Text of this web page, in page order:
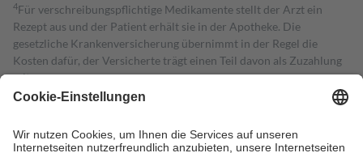
4Für verschreibungspflichtige Medikamente stellt der Arzt ein
Rezept aus und der Patient erhält sie in der Apotheke. Die
gesetzliche Krankenversicherung übernimmt in der Regel die
Kosten dafür, der Versicherte trägt einen Teil davon als Zuzahlung
mit.
Grundsätzlich leisten Mitglieder Zuzahlungen in Höhe von zehn
höchstens zehn Euro.
Es sind jedoch nie mehr als die tatsächlichen
Kosten der Leistung zu entrichten.